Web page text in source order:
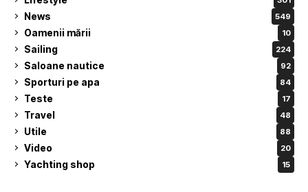
News 549
Oamenii mării 10
Sailing 224
Saloane nautice 92
Sporturi pe apa 84
Teste 17
Travel 48
Utile 88
Video 20
Yachting shop 15